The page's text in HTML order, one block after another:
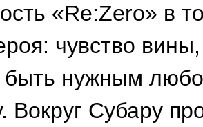
«Re:Zero» в
чувство
нужным
Вокруг Субару